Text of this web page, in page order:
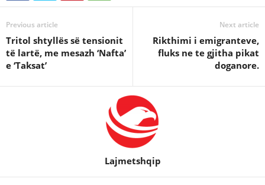
Previous article
Tritol shtyllës së tensionit
të lartë, me mesazh ‘Nafta’
e ‘Taksat’
Next article
Rikthimi i emigranteve,
fluks ne te gjitha pikat
doganore.
Lajmetshqip